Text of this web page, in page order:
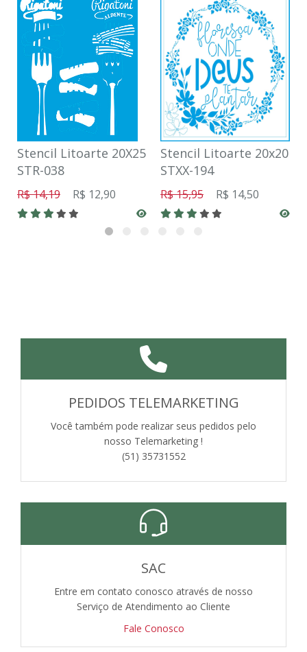
Stencil Litoarte 20X25
STR-038
R$ 14,19 R$ 12,90
Stencil Litoarte 20x20
STXX-194
R$ 15,95 R$ 14,50
PEDIDOS TELEMARKETING
Você também pode realizar seus pedidos pelo
nosso Telemarketing !
(51) 35731552
SAC
Entre em contato conosco através de nosso
Serviço de Atendimento ao Cliente
Fale Conosco